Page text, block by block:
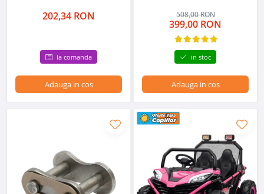
202,34 RON
la comanda
Adauga in cos
rosu
508,00 RON
399,00 RON
in stoc
Adauga in cos